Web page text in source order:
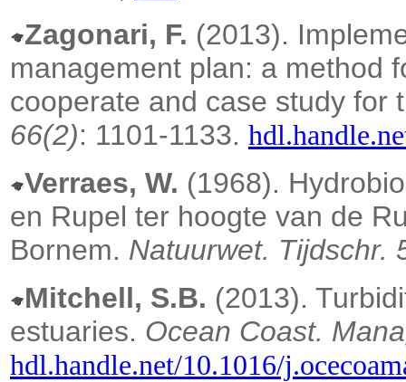
Zagonari, F. (2013).
management plan: a method
cooperate and case study for
66(2): 1101-1133.
Verraes, W. (1968).
en Rupel ter hoogte van de
Bornem. Natuurwet. Tijdschr.
Mitchell, S.B. (2013).
estuaries. Ocean Coast.
hdl.handle.net/10.1016/